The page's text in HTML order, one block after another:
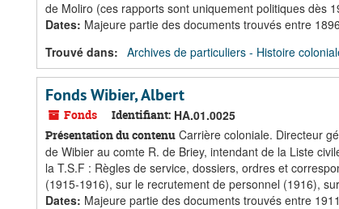
de Moliro (ces rapports sont uniquement politiques dès
Dates: Majeure partie des documents trouvés entre
Trouvé dans: Archives de particuliers - Histoire
Fonds Wibier, Albert
Fonds Identifiant: HA.01.0025
Présentation du contenu Carrière coloniale. Directeur
de Wibier au comte R. de Briey, intendant de la Liste
la T.S.F : Règles de service, dossiers, ordres et
(1915-1916), sur le recrutement de personnel (1916),
Dates: Majeure partie des documents trouvés entre